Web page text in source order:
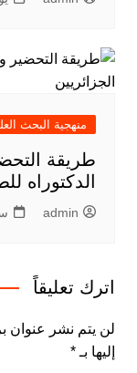
منهجية البحث
طريقة
الدكتوراه
admin سبتمبر
اترك تعليقاً
لن يتم نشر عنوان
إليها بـ *